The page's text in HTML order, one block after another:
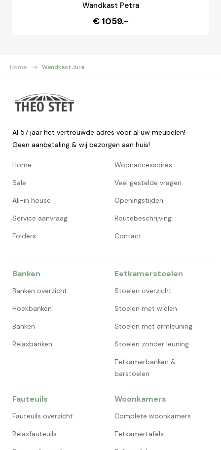
Wandkast Petra
€ 1059.-
Home Wandkast Jura
Al 57 jaar het vertrouwde adres voor al uw meubelen!
Geen aanbetaling & wij bezorgen aan huis!
Home
Sale
All-in house
Service aanvraag
Folders
Woonaccessoires
Veel gestelde vragen
Openingstijden
Routebeschrijving
Contact
Banken
Banken overzicht
Hoekbanken
Banken
Relaxbanken
Eetkamerstoelen
Stoelen overzicht
Stoelen met wielen
Stoelen met armleuning
Stoelen zonder leuning
Eetkamerbanken &
barstoelen
Fauteuils
Fauteuils overzicht
Relaxfauteuils
Woonkamers
Complete woonkamers
Eetkamertafels